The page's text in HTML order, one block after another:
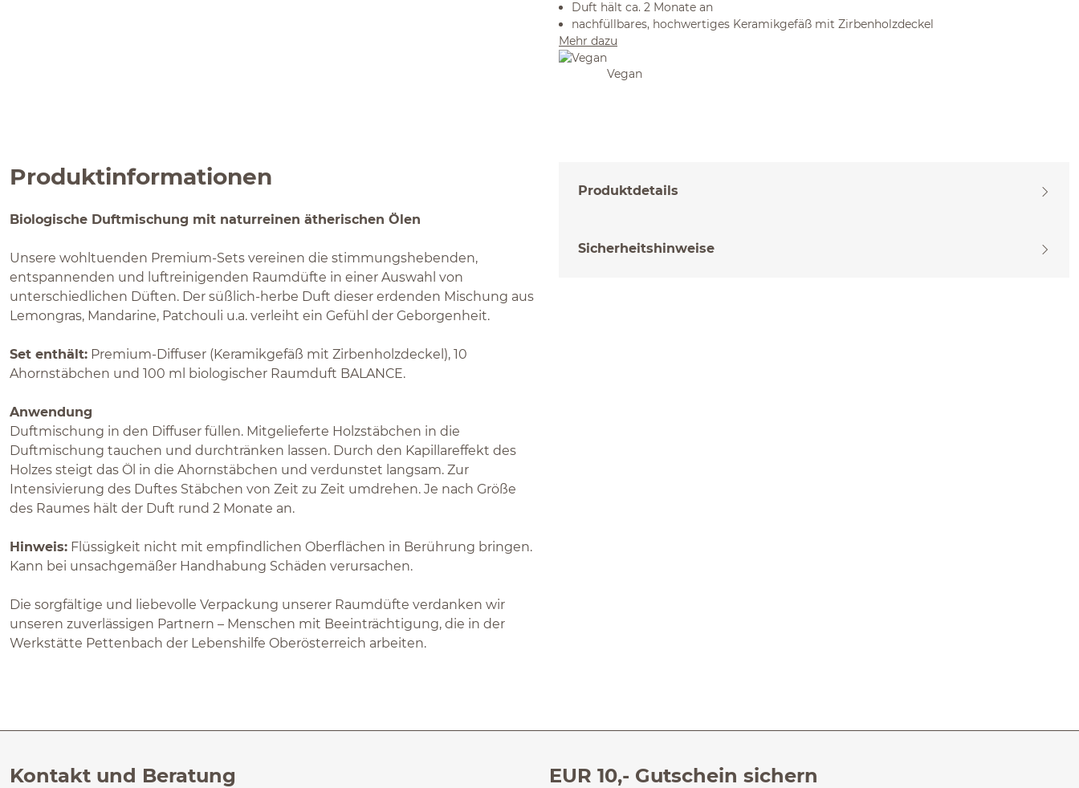
Duft hält ca. 2 Monate an
nachfüllbares, hochwertiges Keramikgefäß mit Zirbenholzdeckel
Mehr dazu
Vegan
Produktinformationen
Biologische Duftmischung mit naturreinen ätherischen Ölen
Unsere wohltuenden Premium-Sets vereinen die stimmungshebenden,
entspannenden und luftreinigenden Raumdüfte in einer Auswahl von
unterschiedlichen Düften. Der süßlich-herbe Duft dieser erdenden Mischung aus
Lemongras, Mandarine, Patchouli u.a. verleiht ein Gefühl der Geborgenheit.
Set enthält: Premium-Diffuser (Keramikgefäß mit Zirbenholzdeckel), 10
Ahornstäbchen und 100 ml biologischer Raumduft BALANCE.
Anwendung
Duftmischung in den Diffuser füllen. Mitgelieferte Holzstäbchen in die
Duftmischung tauchen und durchtränken lassen. Durch den Kapillareffekt des
Holzes steigt das Öl in die Ahornstäbchen und verdunstet langsam. Zur
Intensivierung des Duftes Stäbchen von Zeit zu Zeit umdrehen. Je nach Größe
des Raumes hält der Duft rund 2 Monate an.
Hinweis: Flüssigkeit nicht mit empfindlichen Oberflächen in Berührung bringen.
Kann bei unsachgemäßer Handhabung Schäden verursachen.
Die sorgfältige und liebevolle Verpackung unserer Raumdüfte verdanken wir
unseren zuverlässigen Partnern – Menschen mit Beeinträchtigung, die in der
Werkstätte Pettenbach der Lebenshilfe Oberösterreich arbeiten.
Produktdetails
Sicherheitshinweise
Kontakt und Beratung EUR 10,- Gutschein sichern